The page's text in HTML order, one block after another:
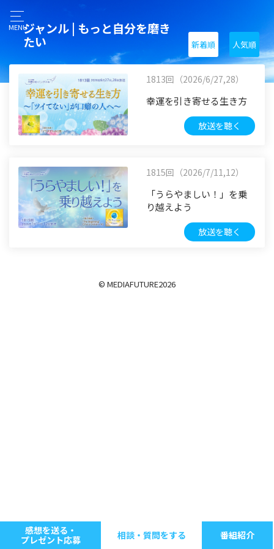
MENUジャンル | もっと自分を磨き
たい
新着順 人気順
1813回（2026/6/27,28）
幸運を引き寄せる生き方
放送を聴く
1815回（2026/7/11,12）
「うらやましい！」を乗
り越えよう
放送を聴く
© MEDIAFUTURE2026
感想を送る・
プレゼント応募
相談・質問をする 番組紹介